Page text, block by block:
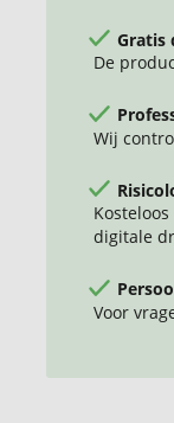
Gratis
De
Wij
digitale
Voor